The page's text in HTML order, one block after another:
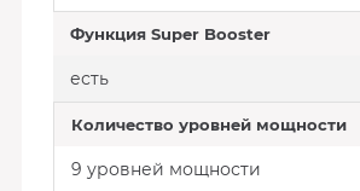
Функция Super Booster
есть
Количество уровней мощности
9 уровней мощности